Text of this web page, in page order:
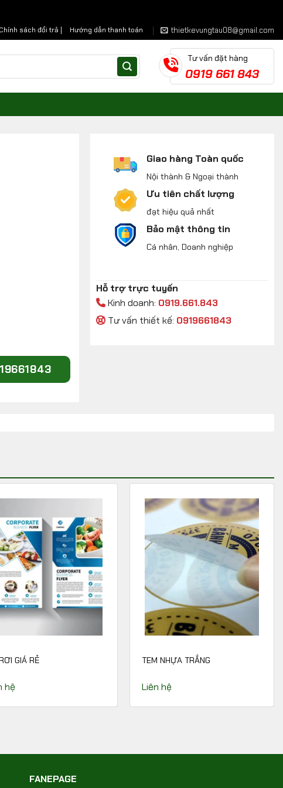
Chính sách đổi trả | Hướng dẫn thanh toán thietkevungtau08@gmail.com
Tư vấn đặt hàng
0919 661 843
Giao hàng Toàn quốc
Nội thành & Ngoại thành
Ưu tiên chất lượng
đạt hiệu quả nhất
Bảo mật thông tin
Cá nhân, Doanh nghiệp
Hỗ trợ trực tuyến
Kinh doanh: 0919.661.843
Tư vấn thiết kế: 0919661843
GIÁ RẺ
hệ
TEM NHỰA TRẮNG
Liên hệ
FANEPAGE